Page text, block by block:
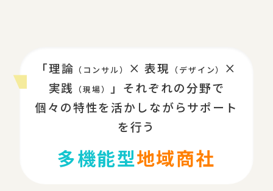
「理論 （コンサル） × 表現 （デザイン）
×
実践 （現場）
」それぞれの分野で
個々の特性を活かしながらサポート
を行う
多機能型地域商社